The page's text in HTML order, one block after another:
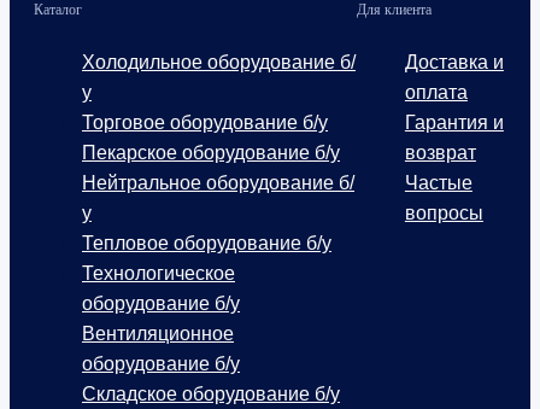
Каталог
Холодильное оборудование б/
у
Торговое оборудование б/у
Пекарское оборудование б/у
Нейтральное оборудование б/
у
Тепловое оборудование б/у
Технологическое
оборудование б/у
Вентиляционное
оборудование б/у
Складское оборудование б/у
Для клиента
Доставка и
оплата
Гарантия и
возврат
Частые
вопросы